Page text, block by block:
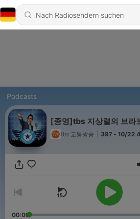
Podcasts
[종영]tbs 지상렬의 브라
tbs 교통방송 397 - 10/22 4
00:00